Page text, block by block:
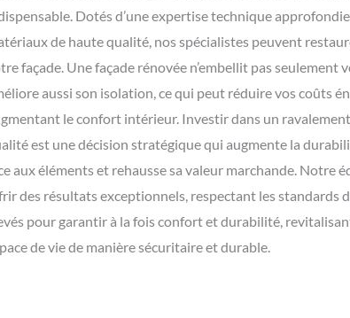
Dotés d’une expertise technique
de haute qualité, nos spécialistes peuvent
façade. Une façade rénovée n’embellit pas seulement
aussi son isolation, ce qui peut réduire vos coûts
le confort intérieur. Investir dans un
est une décision stratégique qui augmente la
aux éléments et rehausse sa valeur marchande. Notre
des résultats exceptionnels, respectant les standards
pour garantir à la fois confort et durabilité,
de vie de manière sécuritaire et durable.